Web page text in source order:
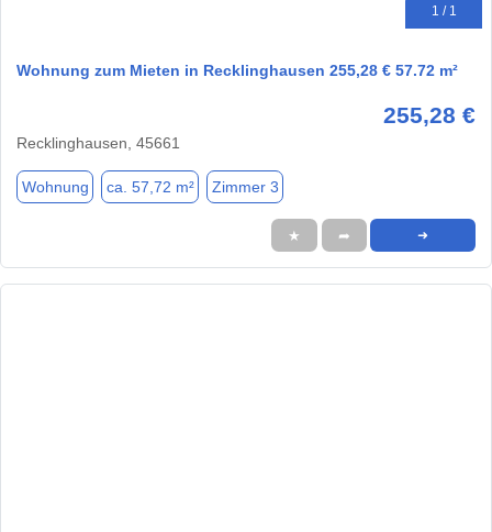
1 / 1
Wohnung zum Mieten in Recklinghausen 255,28 € 57.72 m²
255,28 €
Recklinghausen, 45661
Wohnung ca. 57,72 m² Zimmer 3
★ ➦ ➜